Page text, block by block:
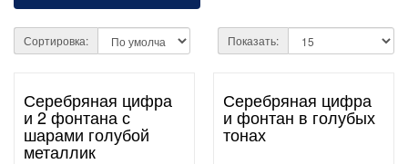
Сортировка: Показать:
Серебряная цифра
и 2 фонтана с
шарами голубой
металлик
Серебряная цифра
и фонтан в голубых
тонах